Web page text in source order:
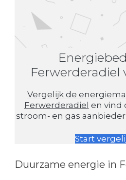
Ferwerderadiel
Vergelijk de
Ferwerderadiel en vind
stroom- en gas
Start
Duurzame energie in